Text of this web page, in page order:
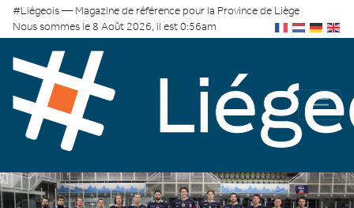
#Liégeois — Magazine de référence pour la Province de Liège
Nous sommes le 8 Août 2026, il est 0:56am